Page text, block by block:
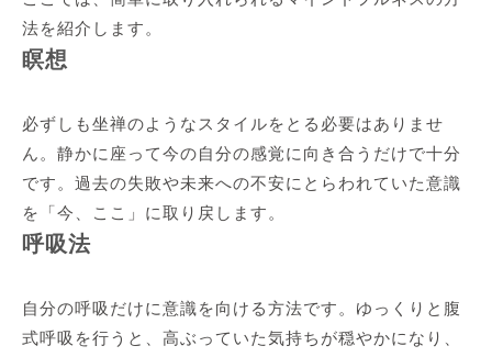
法を紹介します。
瞑想
必ずしも坐禅のようなスタイルをとる必要はありませ
ん。静かに座って今の自分の感覚に向き合うだけで十分
です。過去の失敗や未来への不安にとらわれていた意識
を「今、ここ」に取り戻します。
呼吸法
自分の呼吸だけに意識を向ける方法です。ゆっくりと腹
式呼吸を行うと、高ぶっていた気持ちが穏やかになり、